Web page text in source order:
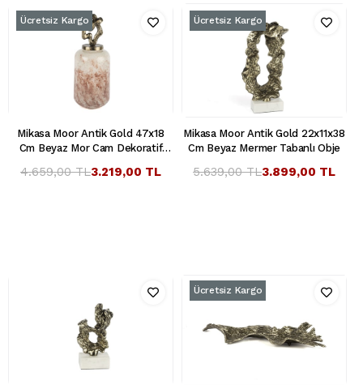
Mikasa Moor Antik Gold 47x18
Cm Beyaz Mor Cam Dekoratif
3.219,00 TL
4.659,00 TL
Ücretsiz Kargo
Mikasa Moor Antik Gold 22x11x38
Cm Beyaz Mermer Tabanlı Obje
3.899,00 TL
5.639,00 TL
Ücretsiz Kargo
Ücretsiz Kargo